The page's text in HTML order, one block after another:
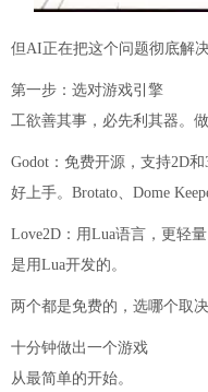
但AI正在把这个问题彻底解决
第一步：选对游戏引擎
工欲善其事，必先利其器。
Godot：免费开源，支持2D
好上手。Brotato、Dome
Love2D：用Lua语言，更轻
是用Lua开发的。
两个都是免费的，选哪个取
十分钟做出一个游戏
从最简单的开始。